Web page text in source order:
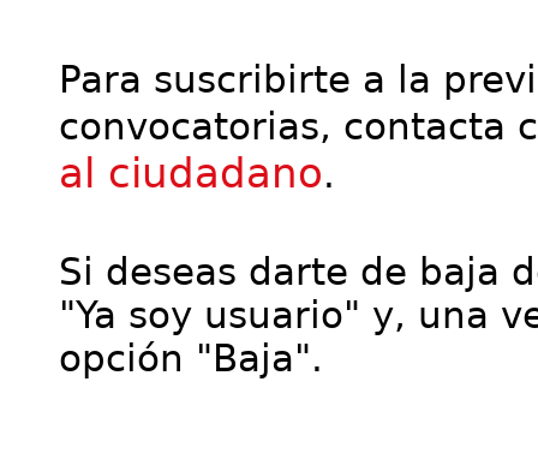
Para suscribirte a la
convocatorias, contacta
al ciudadano.
Si deseas darte de baja
"Ya soy usuario" y, una
opción "Baja".